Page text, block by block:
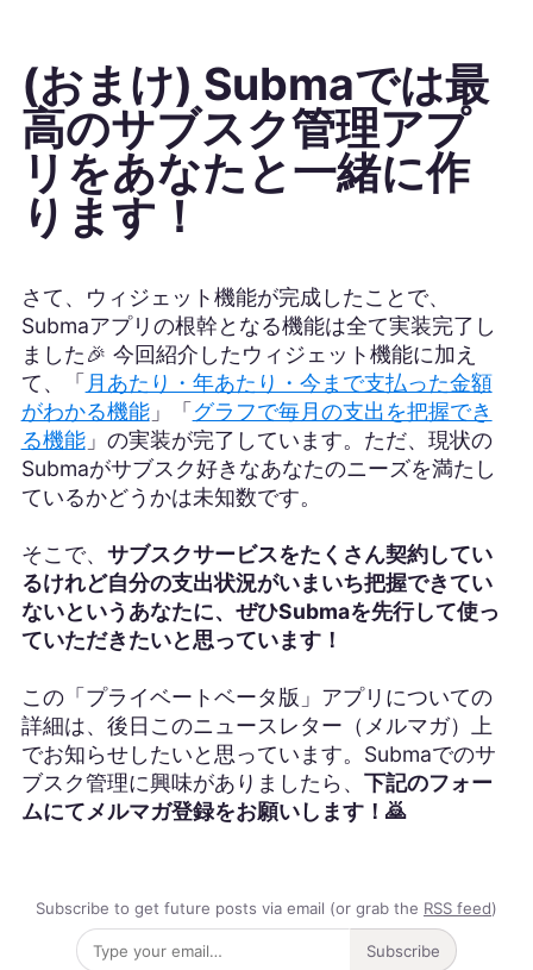
(おまけ) Submaでは最
高のサブスク管理アプ
リをあなたと一緒に作
ります！
さて、ウィジェット機能が完成したことで、
Submaアプリの根幹となる機能は全て実装完了し
ました🎉 今回紹介したウィジェット機能に加え
て、「 月あたり・年あたり・今まで支払った金額
がわかる機能」「グラフで毎月の支出を把握でき
る機能」の実装が完了しています。ただ、現状の
Submaがサブスク好きなあなたのニーズを満たし
ているかどうかは未知数です。
そこで、 サブスクサービスをたくさん契約してい
るけれど自分の支出状況がいまいち把握できてい
ないというあなたに、ぜひSubmaを先行して使っ
ていただきたいと思っています！
この「プライベートベータ版」アプリについての
詳細は、後日このニュースレター（メルマガ）上
でお知らせしたいと思っています。Submaでのサ
ブスク管理に興味がありましたら、 下記のフォー
ムにてメルマガ登録をお願いします！🙇
Subscribe to get future posts via email (or grab the RSS feed)
Subscribe